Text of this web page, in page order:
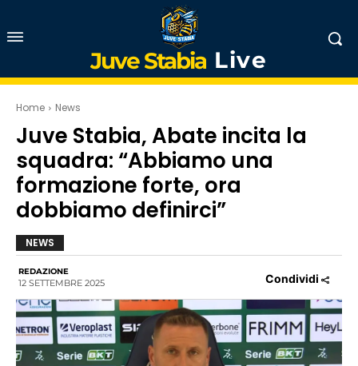
Juve Stabia Live
Home News
Juve Stabia, Abate incita la
squadra: “Abbiamo una
formazione forte, ora
dobbiamo definirci”
NEWS
REDAZIONE
12 SETTEMBRE 2025 Condividi